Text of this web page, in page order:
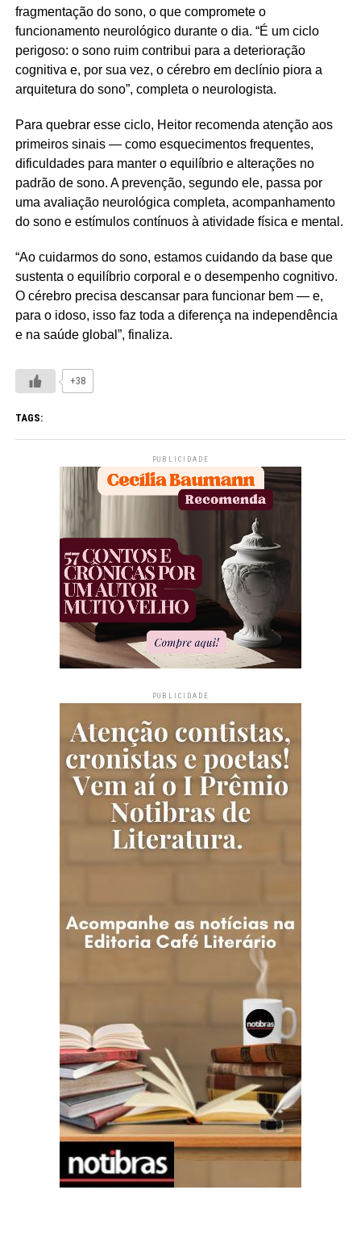
fragmentação do sono, o que compromete o
funcionamento neurológico durante o dia. “É um ciclo
perigoso: o sono ruim contribui para a deterioração
cognitiva e, por sua vez, o cérebro em declínio piora a
arquitetura do sono”, completa o neurologista.
Para quebrar esse ciclo, Heitor recomenda atenção aos
primeiros sinais — como esquecimentos frequentes,
dificuldades para manter o equilíbrio e alterações no
padrão de sono. A prevenção, segundo ele, passa por
uma avaliação neurológica completa, acompanhamento
do sono e estímulos contínuos à atividade física e mental.
“Ao cuidarmos do sono, estamos cuidando da base que
sustenta o equilíbrio corporal e o desempenho cognitivo.
O cérebro precisa descansar para funcionar bem — e,
para o idoso, isso faz toda a diferença na independência
e na saúde global”, finaliza.
+38
TAGS:
PUBLICIDADE
PUBLICIDADE